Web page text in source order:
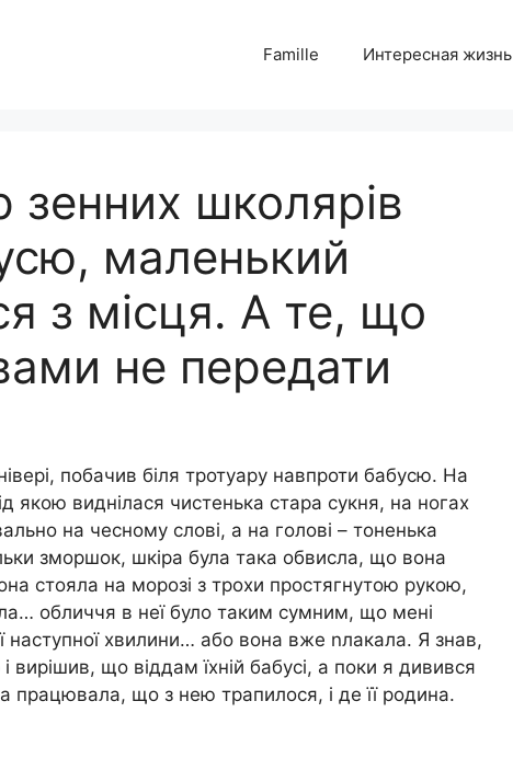
Famille Интересная жизнь
школярів
маленький
з місця. А те, що
не передати
побачив біля тротуару навпроти бабусю. На
якою виднілася чистенька стара сукня, на ногах
на чесному слові, а на голові – тоненька
зморшок, шкіра була така обвисла, що вона
стояла на морозі з трохи простягнутою рукою,
обличчя в неї було таким сумним, що мені
наступної хвилини… або вона вже nлакала. Я знав,
вирішив, що віддам їхній бабусі, а поки я дивився
працювала, що з нею трапилося, і де її родина.